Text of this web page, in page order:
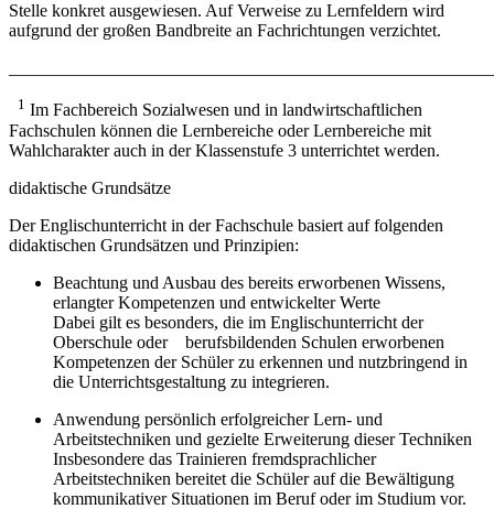
Stelle konkret ausgewiesen. Auf Verweise zu Lernfeldern wird
aufgrund der großen Bandbreite an Fachrichtungen verzichtet.
1 Im Fachbereich Sozialwesen und in landwirtschaftlichen
Fachschulen können die Lernbereiche oder Lernbereiche mit
Wahlcharakter auch in der Klassenstufe 3 unterrichtet werden.
didaktische Grundsätze
Der Englischunterricht in der Fachschule basiert auf folgenden
didak­tischen Grundsätzen und Prinzipien:
Beachtung und Ausbau des bereits erworbenen Wissens,
erlangter Kompetenzen und entwickelter Werte
Dabei gilt es besonders, die im Englischunterricht der
Oberschule oder berufsbildenden Schulen erworbenen
Kompetenzen der Schüler zu erkennen und nutzbringend in
die Un­terrichtsgestaltung zu integrieren.
Anwendung persönlich erfolgreicher Lern- und
Arbeitstechniken und gezielte Erweiterung dieser Techniken
Insbesondere das Trainieren fremdsprachlicher
Arbeitstechniken bereitet die Schüler auf die Bewältigung
kommunikativer Situationen im Beruf oder im Studium vor.